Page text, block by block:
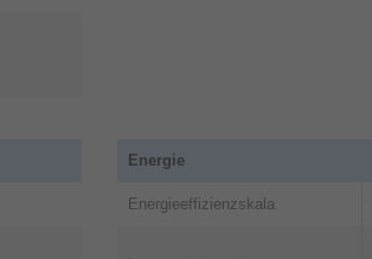
Energie
Energieeffizienzskala